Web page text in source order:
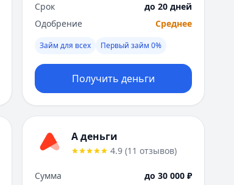
Срок
до 20 дней
Одобрение
Среднее
Займ для всех Первый займ 0%
Получить деньги
А деньги
4.9 (11 отзывов)
Сумма до 30 000 ₽